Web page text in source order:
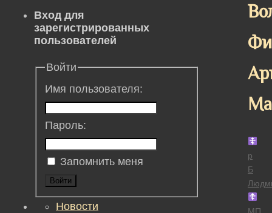
р
Б
МП
Вход для
зарегистрированных
пользователей
Войти
Имя пользователя:
Пароль:
Запомнить меня
Войти
Новости